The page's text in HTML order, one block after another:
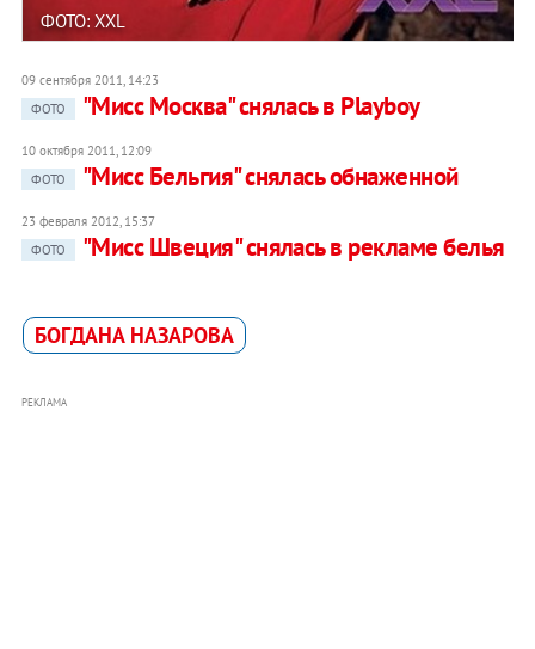
ФОТО: XXL
09 сентября 2011, 14:23
ФОТО
"Мисс Москва" снялась в Playboy
10 октября 2011, 12:09
ФОТО
"Мисс Бельгия" снялась обнаженной
23 февраля 2012, 15:37
ФОТО
"Мисс Швеция" снялась в рекламе белья
​БОГДАНА НАЗАРОВА
РЕКЛАМА